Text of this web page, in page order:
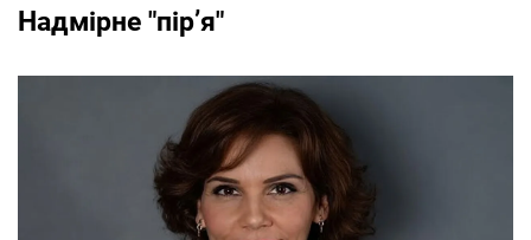
Надмірне "пір’я"